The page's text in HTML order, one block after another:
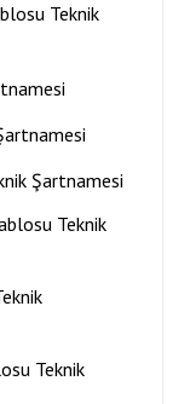
Teknik
Şartnamesi
Teknik
Teknik